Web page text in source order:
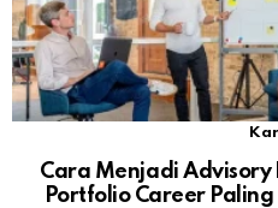
Cara Menjadi Advisory
Portfolio Career